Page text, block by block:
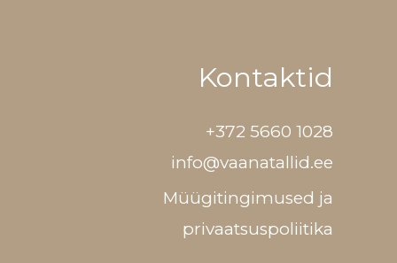
Kontaktid
+372 5660 1028
info@vaanatallid.ee
Müügitingimused ja
privaatsuspoliitika